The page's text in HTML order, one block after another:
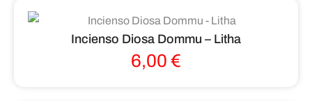
Incienso Diosa Dommu – Litha
6,00 €